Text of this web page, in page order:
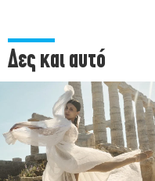
Δες και αυτό